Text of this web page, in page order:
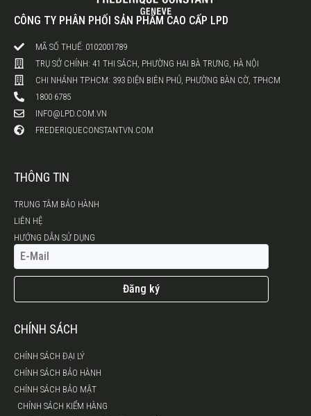
CÔNG TY PHÂN PHỐI SẢN PHẨM CAO CẤP LPD
MÃ SỐ THUẾ: 0102001789
TRỤ SỞ CHÍNH: 41 THI SÁCH, PHƯỜNG HAI BÀ TRƯNG, HÀ NỘI
CHI NHÁNH TP.HCM: 393 ĐIỆN BIÊN PHỦ, PHƯỜNG BÀN CỜ, TPHCM
1800 6785
INFO@LPD.COM.VN
FREDERIQUECONSTANTVN.COM
THÔNG TIN
TRUNG TÂM BẢO HÀNH
LIÊN HỆ
HƯỚNG DẪN SỬ DỤNG
Đăng ký
CHÍNH SÁCH
CHÍNH SÁCH ĐẠI LÝ
CHÍNH SÁCH BẢO HÀNH
CHÍNH SÁCH BẢO MẬT
CHÍNH SÁCH KIỂM HÀNG